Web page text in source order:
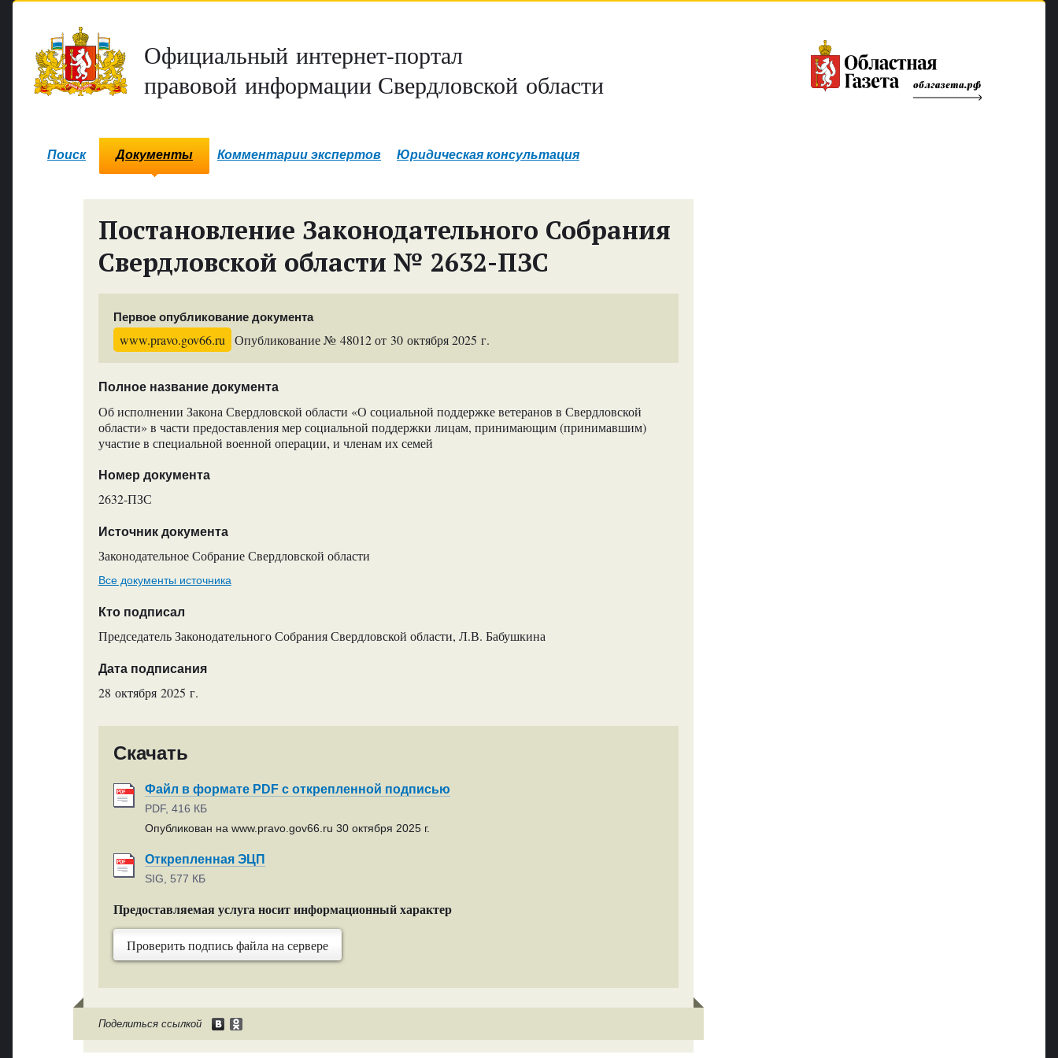
Официальный интернет-портал
правовой информации Свердловской области
Поиск Документы Комментарии экспертов Юридическая консультация
Постановление Законодательного Собрания
Свердловской области № 2632-ПЗС
Первое опубликование документа
www.pravo.gov66.ru Опубликование № 48012 от 30 октября 2025 г.
Полное название документа
Об исполнении Закона Свердловской области «О социальной поддержке ветеранов в Свердловской
области» в части предоставления мер социальной поддержки лицам, принимающим (принимавшим)
участие в специальной военной операции, и членам их семей
Номер документа
2632-ПЗС
Источник документа
Законодательное Собрание Свердловской области
Все документы источника
Кто подписал
Председатель Законодательного Собрания Свердловской области, Л.В. Бабушкина
Дата подписания
28 октября 2025 г.
Скачать
Файл в формате PDF с открепленной подписью
PDF, 416 КБ
Опубликован на www.pravo.gov66.ru 30 октября 2025 г.
Открепленная ЭЦП
SIG, 577 КБ
Предоставляемая услуга носит информационный характер
Проверить подпись файла на сервере
Поделиться ссылкой